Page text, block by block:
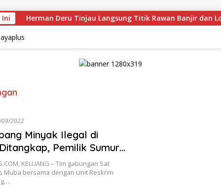
Ini
Herman Deru Tinjau Langsung Titik Rawan Banjir dan
09/2022
Minyak Ilegal di
Pemilik Sumur
KELUANG – Tim gabungan Sat
Muba bersama dengan Unit Reskrim